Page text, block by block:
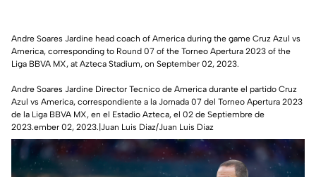
Andre Soares Jardine head coach of America during the game Cruz Azul vs
America, corresponding to Round 07 of the Torneo Apertura 2023 of the
Liga BBVA MX, at Azteca Stadium, on September 02, 2023.
Andre Soares Jardine Director Tecnico de America durante el partido Cruz
Azul vs America, correspondiente a la Jornada 07 del Torneo Apertura 2023
de la Liga BBVA MX, en el Estadio Azteca, el 02 de Septiembre de
2023.ember 02, 2023.|Juan Luis Diaz/Juan Luis Diaz